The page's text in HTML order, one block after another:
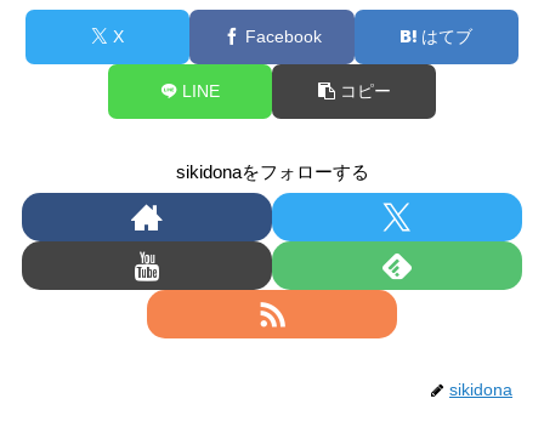
X Facebook はてブ
LINE コピー
sikidonaをフォローする
sikidona